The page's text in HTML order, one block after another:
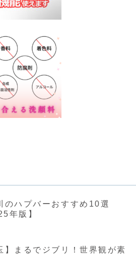
のハプバーおすすめ10選
年版】
】まるでジブリ！世界観が素